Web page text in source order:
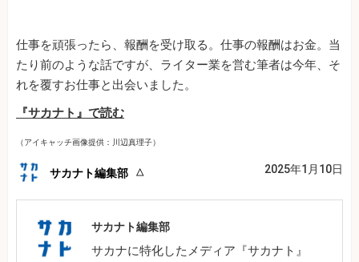
仕事を頑張ったら、報酬を受け取る。仕事の報酬はお金。当
たり前のような話ですが、ライター業を営む筆者は今年、そ
れを覆すお仕事と出会いました。
『サカナト』で読む
（アイキャッチ画像提供：川辺真理子）
サカナト編集部 2025年1月10日
サカナト編集部
サカナに特化したメディア『サカナト』